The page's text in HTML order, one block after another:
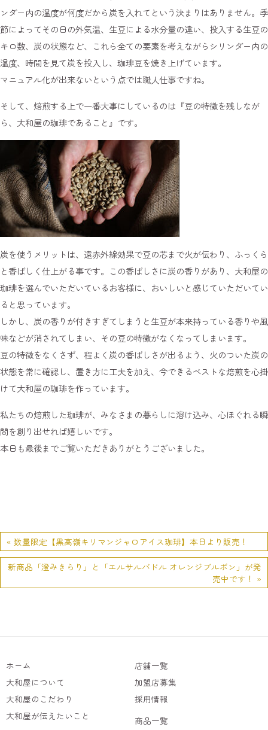
ンダー内の温度が何度だから炭を入れてという決まりはありません。季
節によってその日の外気温、生豆による水分量の違い、投入する生豆の
キロ数、炭の状態など、これら全ての要素を考えながらシリンダー内の
温度、時間を見て炭を投入し、珈琲豆を焼き上げています。
マニュアル化が出来ないという点では職人仕事ですね。
そして、焙煎する上で一番大事にしているのは『豆の特徴を残しなが
ら、大和屋の珈琲であること』です。
炭を使うメリットは、遠赤外線効果で豆の芯まで火が伝わり、ふっくら
と香ばしく仕上がる事です。この香ばしさに炭の香りがあり、大和屋の
珈琲を選んでいただいているお客様に、おいしいと感じていただいてい
ると思っています。
しかし、炭の香りが付きすぎてしまうと生豆が本来持っている香りや風
味などが消されてしまい、その豆の特徴がなくなってしまいます。
豆の特徴をなくさず、程よく炭の香ばしさが出るよう、火のついた炭の
状態を常に確認し、置き方に工夫を加え、今できるベストな焙煎を心掛
けて大和屋の珈琲を作っています。
私たちの焙煎した珈琲が、みなさまの暮らしに溶け込み、心ほぐれる瞬
間を創り出せれば嬉しいです。
本日も最後までご覧いただきありがとうございました。
« 数量限定【黒高嶺キリマンジャロアイス珈琲】本日より販売！
新商品「澄みきらり」と「エルサルバドル オレンジブルボン」が発
売中です！ »
ホーム
大和屋について
大和屋のこだわり
大和屋が伝えたいこと
店舗一覧
加盟店募集
採用情報
商品一覧